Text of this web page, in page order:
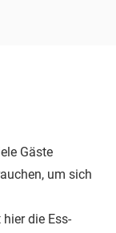
Gäste
um sich
die Ess-